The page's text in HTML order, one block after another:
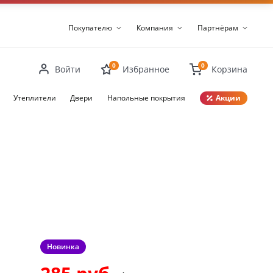
Покупателю Компания Партнёрам
Войти 0 Избранное 0 Корзина
Утеплители Двери Напольные покрытия Акции
Новинка